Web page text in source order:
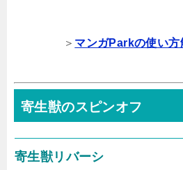
＞ マンガParkの使い方
寄生獣のスピンオフ
寄生獣リバーシ